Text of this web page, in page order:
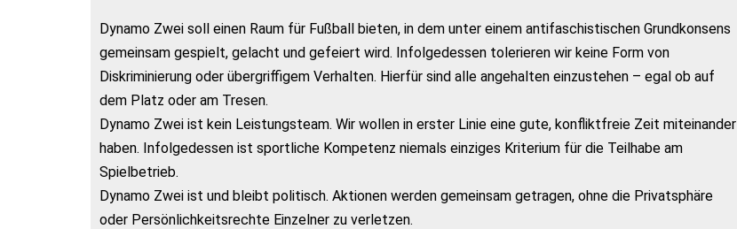
Dynamo Zwei soll einen Raum für Fußball bieten, in dem unter einem antifaschistischen Grundkonsens
gemeinsam gespielt, gelacht und gefeiert wird. Infolgedessen tolerieren wir keine Form von
Diskriminierung oder übergriffigem Verhalten. Hierfür sind alle angehalten einzustehen – egal ob auf
dem Platz oder am Tresen.
Dynamo Zwei ist kein Leistungsteam. Wir wollen in erster Linie eine gute, konfliktfreie Zeit miteinander
haben. Infolgedessen ist sportliche Kompetenz niemals einziges Kriterium für die Teilhabe am
Spielbetrieb.
Dynamo Zwei ist und bleibt politisch. Aktionen werden gemeinsam getragen, ohne die Privatsphäre
oder Persönlichkeitsrechte Einzelner zu verletzen.